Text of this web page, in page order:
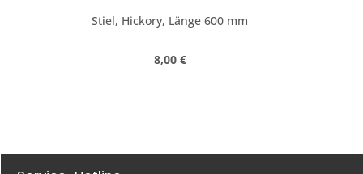
Stiel, Hickory, Länge 600 mm
Regulärer Preis:
8,00 €